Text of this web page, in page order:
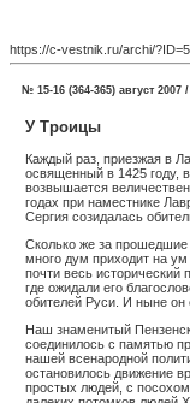
https://c-vestnik.ru/archi/
№ 15-16 (364-365) август 2007
У Троицы
Каждый раз, приезжая в
освященный в 1425 году,
возвышается
годах при наместнике
Сергия созидалась
Сколько же за прошедшие
много дум приходит на
почти весь
где ожидали его
обителей Руси. И ныне он
Наш знаменитый
соединилось с памятью
нашей всенародной
остановилось движение
простых людей, с